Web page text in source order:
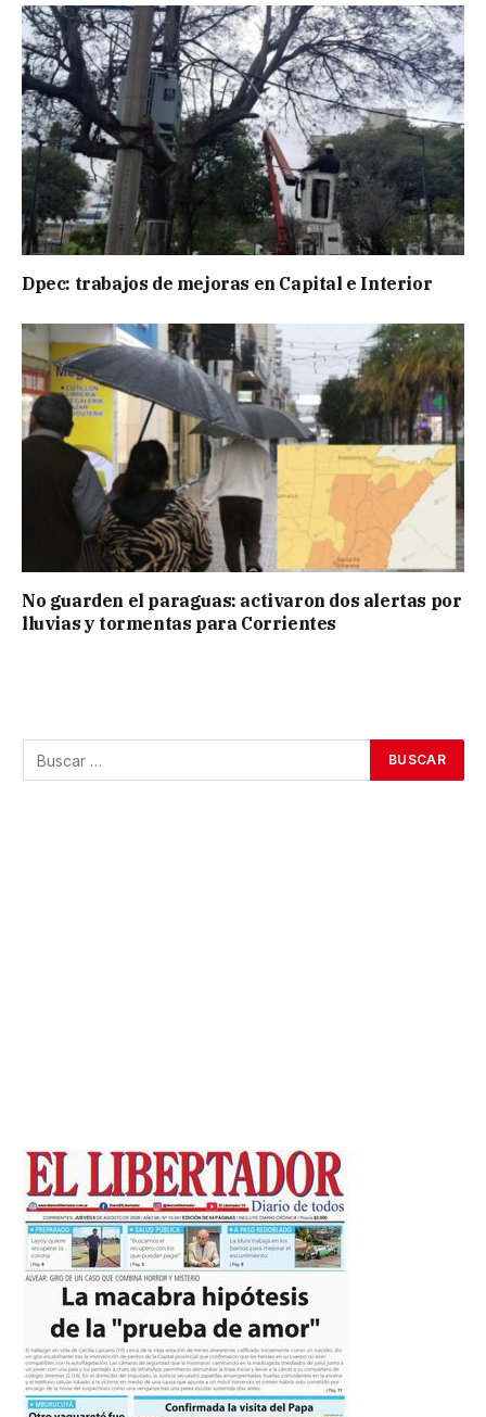
Dpec: trabajos de mejoras en Capital e Interior
No guarden el paraguas: activaron dos alertas por
lluvias y tormentas para Corrientes